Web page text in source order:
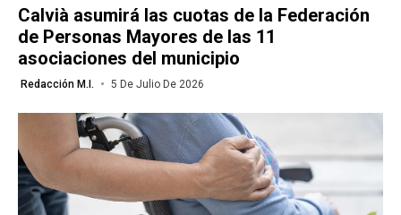
Calvià asumirá las cuotas de la Federación
de Personas Mayores de las 11
asociaciones del municipio
Redacción M.I. 5 De Julio De 2026